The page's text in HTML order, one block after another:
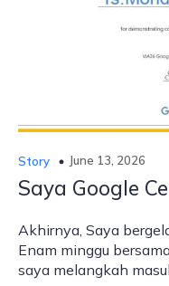
Story June 13, 2026
Saya Google
Akhirnya, Saya
Enam minggu
saya melangkah